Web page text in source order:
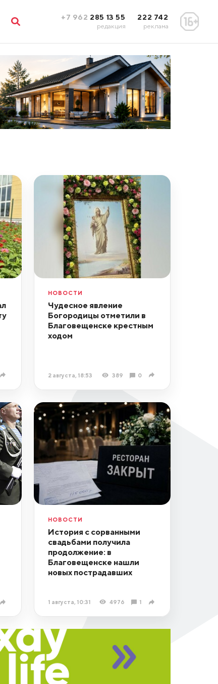
+7 962 285 13 55
редакция
222 742
реклама
НОВОСТИ
Чудесное явление
Богородицы отметили в
Благовещенске крестным
ходом
2 августа, 18:53 389 0
НОВОСТИ
История с сорванными
свадьбами получила
продолжение: в
Благовещенске нашли
новых пострадавших
1 августа, 10:31 4976 1